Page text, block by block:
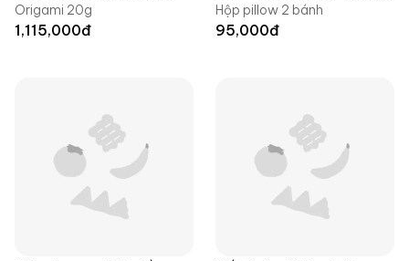
thượng hạng, Yumsea x
Langfarm
Origami 20g
1,115,000đ
hoa, đặc sản Yumsea x
Langfarm
Hộp pillow 2 bánh
95,000đ